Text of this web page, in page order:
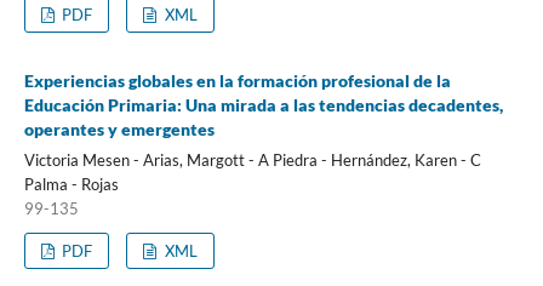
PDF XML
Experiencias globales en la formación profesional de la
Educación Primaria: Una mirada a las tendencias decadentes,
operantes y emergentes
Victoria Mesen - Arias, Margott - A Piedra - Hernández, Karen - C
Palma - Rojas
99-135
PDF XML